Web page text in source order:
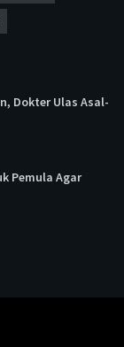
Dokter Ulas Asal-
Pemula Agar